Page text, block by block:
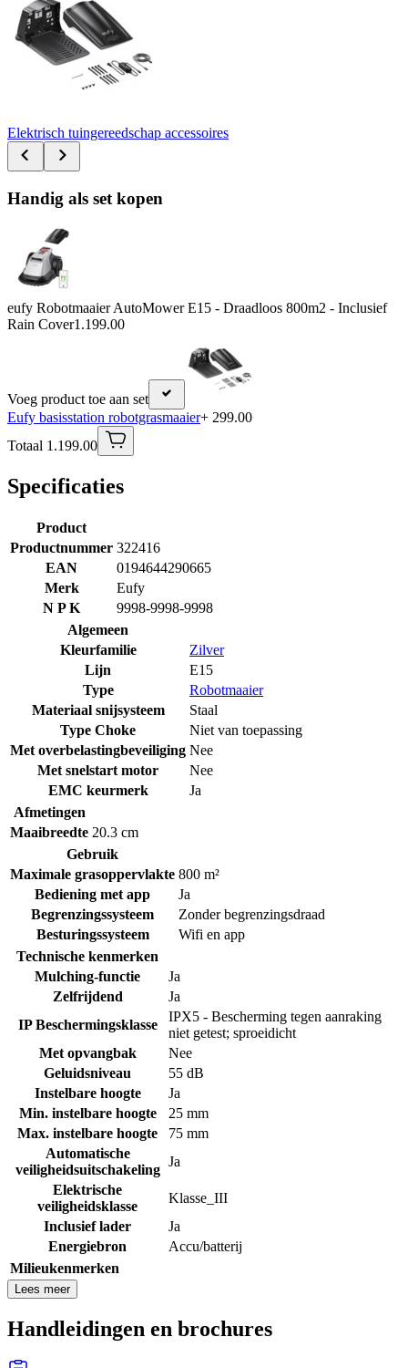
Elektrisch tuingereedschap accessoires
Handig als set kopen
eufy Robotmaaier AutoMower E15 - Draadloos 800m2 - Inclusief
Rain Cover1.199.00
Voeg product toe aan set
Eufy basisstation robotgrasmaaier+ 299.00
Totaal 1.199.00
Specificaties
Product
Productnummer 322416
EAN
0194644290665
Merk
Eufy
N P K
9998-9998-9998
Algemeen
Kleurfamilie
Zilver
Lijn
E15
Type
Robotmaaier
Materiaal snijsysteem
Staal
Type Choke
Niet van toepassing
Met overbelastingbeveiliging Nee
Met snelstart motor
Nee
EMC keurmerk
Ja
Afmetingen
Maaibreedte 20.3 cm
Gebruik
Maximale grasoppervlakte 800 m²
Bediening met app
Ja
Begrenzingssysteem
Zonder begrenzingsdraad
Besturingssysteem
Wifi en app
Technische kenmerken
Mulching-functie
Ja
Zelfrijdend
Ja
IP Beschermingsklasse
IPX5 - Bescherming tegen aanraking
niet getest; sproeidicht
Met opvangbak
Nee
Geluidsniveau
55 dB
Instelbare hoogte
Ja
Min. instelbare hoogte
25 mm
Max. instelbare hoogte
75 mm
Automatische
veiligheidsuitschakeling
Ja
Elektrische
veiligheidsklasse
Klasse_III
Inclusief lader
Ja
Energiebron
Accu/batterij
Milieukenmerken
Lees meer
Handleidingen en brochures